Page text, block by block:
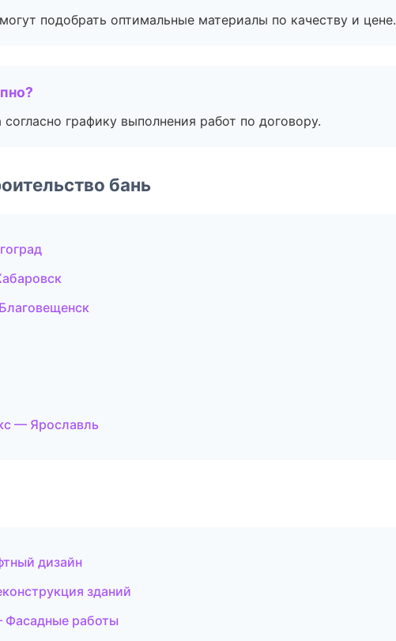
подобрать оптимальные материалы по качеству и цене.
графику выполнения работ по договору.
бань
— Ярославль
дизайн
зданий
работы